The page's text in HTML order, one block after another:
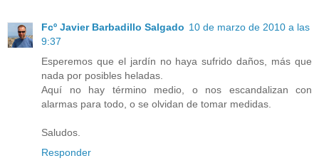
Fcº Javier Barbadillo Salgado 10 de marzo de 2010 a las
9:37
Esperemos que el jardín no haya sufrido daños, más que
nada por posibles heladas.
Aquí no hay término medio, o nos escandalizan con
alarmas para todo, o se olvidan de tomar medidas.
Saludos.
Responder